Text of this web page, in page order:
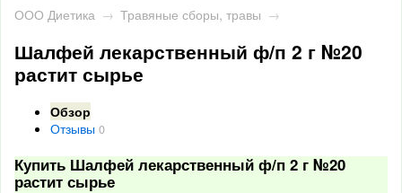
ООО Диетика → Травяные сборы, травы →
Шалфей лекарственный ф/п 2 г №20
растит сырье
Обзор
Отзывы 0
Купить Шалфей лекарственный ф/п 2 г №20
растит сырье